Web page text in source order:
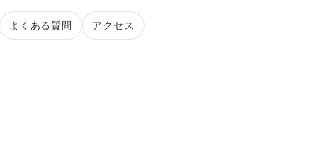
よくある質問 アクセス